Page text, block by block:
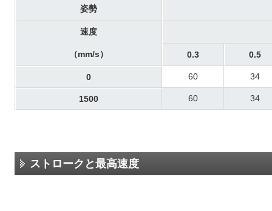
姿勢
速度
（mm/s） 0.3 0.5
0 60 34
1500 60 34
ストロークと最高速度